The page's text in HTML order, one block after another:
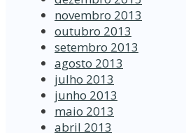
novembro 2013
outubro 2013
setembro 2013
agosto 2013
julho 2013
junho 2013
maio 2013
abril 2013